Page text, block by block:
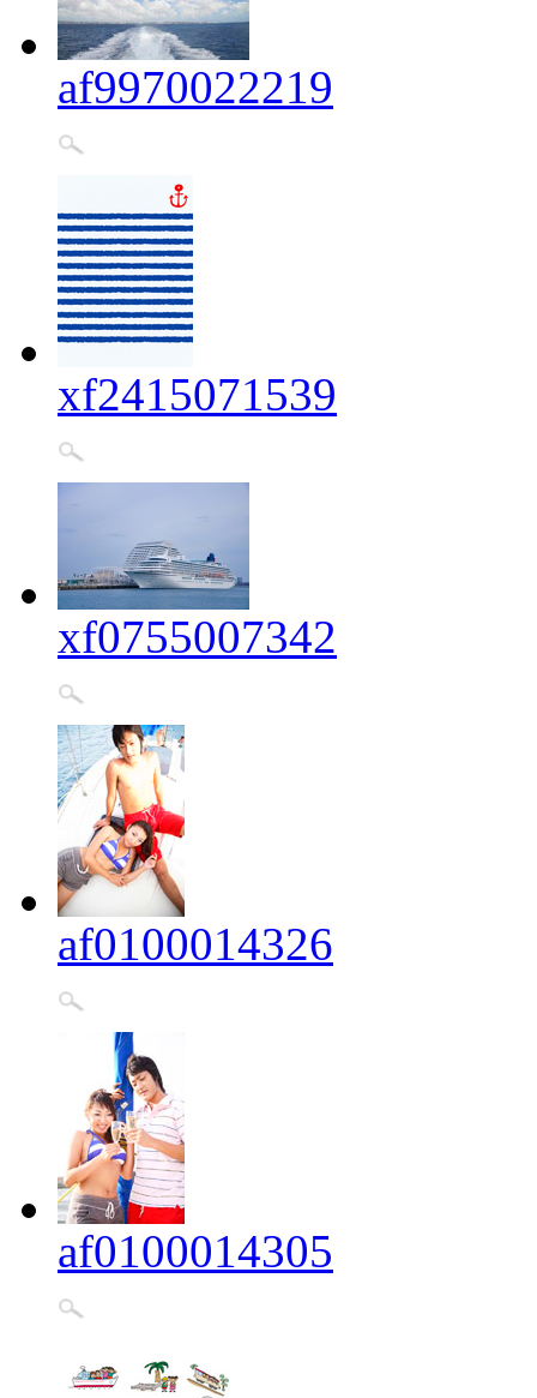
af9970022219
xf2415071539
xf0755007342
af0100014326
af0100014305